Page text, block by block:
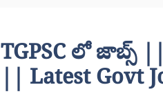
TGPSC లో జాబ్స్ ||
|| Latest Govt